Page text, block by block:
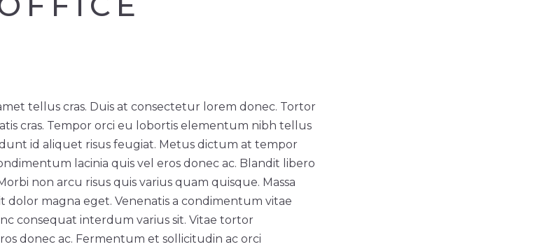
tellus cras. Duis at consectetur lorem donec. Tortor
cras. Tempor orci eu lobortis elementum nibh tellus
id aliquet risus feugiat. Metus dictum at tempor
lacinia quis vel eros donec ac. Blandit libero
non arcu risus quis varius quam quisque. Massa
dolor magna eget. Venenatis a condimentum vitae
consequat interdum varius sit. Vitae tortor
donec ac. Fermentum et sollicitudin ac orci